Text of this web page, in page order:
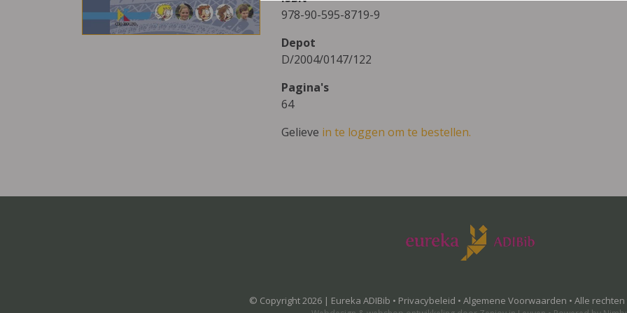
978-90-595-8719-9
Depot
D/2004/0147/122
Pagina's
64
Gelieve in te loggen om te bestellen.
© Copyright 2026 | Eureka ADIBib • Privacybeleid • Algemene Voorwaarden • Alle